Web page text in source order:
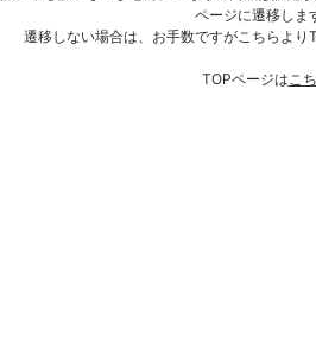
ページに遷移しま
遷移しない場合は、お手数ですがこちらより
TOPページはこ